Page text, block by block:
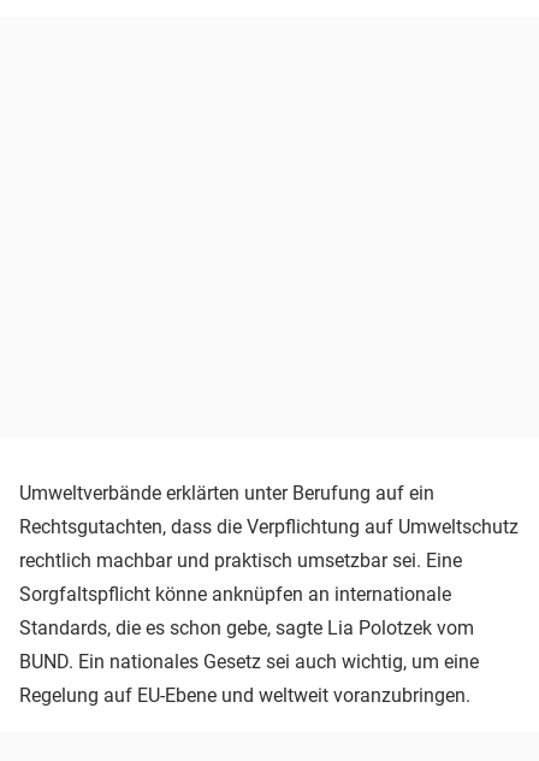
Umweltverbände erklärten unter Berufung auf ein
Rechtsgutachten, dass die Verpflichtung auf Umweltschutz
rechtlich machbar und praktisch umsetzbar sei. Eine
Sorgfaltspflicht könne anknüpfen an internationale
Standards, die es schon gebe, sagte Lia Polotzek vom
BUND. Ein nationales Gesetz sei auch wichtig, um eine
Regelung auf EU-Ebene und weltweit voranzubringen.